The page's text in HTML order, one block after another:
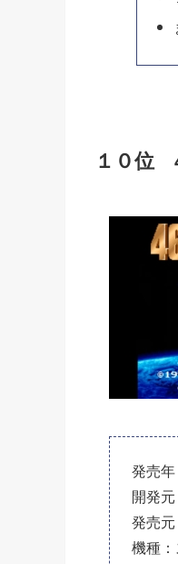
１０位
発売
開発
発売
機種